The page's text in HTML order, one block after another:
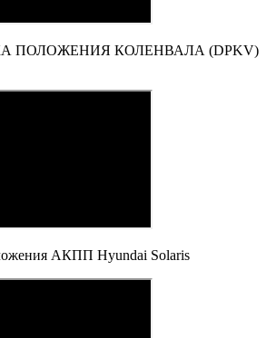
ПОЛОЖЕНИЯ КОЛЕНВАЛА (DPKV)
АКПП Hyundai Solaris